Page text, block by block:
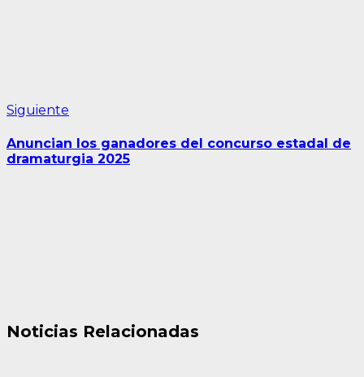
Siguiente
Anuncian los ganadores del concurso estadal de
dramaturgia 2025
Noticias Relacionadas